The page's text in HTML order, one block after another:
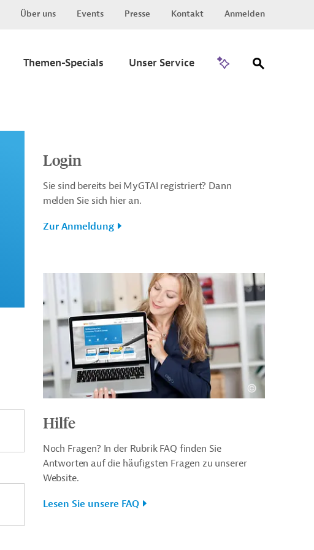
Über uns Events Presse Kontakt Anmelden
Themen-Specials Unser Service
Login
Sie sind bereits bei MyGTAI registriert? Dann
melden Sie sich hier an.
Zur Anmeldung
Hilfe
Noch Fragen? In der Rubrik FAQ finden Sie
Antworten auf die häufigsten Fragen zu unserer
Website.
Lesen Sie unsere FAQ